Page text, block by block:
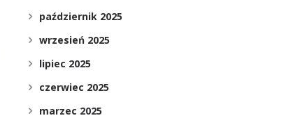
październik 2025
wrzesień 2025
lipiec 2025
czerwiec 2025
marzec 2025